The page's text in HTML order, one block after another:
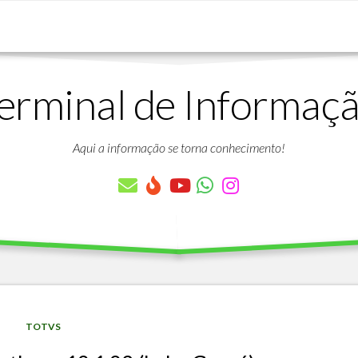
LISTA
TABELAS
AULAS
DE
de
Aqui a informação se torna conhecimento!
TOTVS